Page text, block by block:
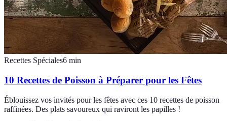
Recettes Spéciales6 min
10 Recettes de Poisson à Préparer pour les Fêtes
Éblouissez vos invités pour les fêtes avec ces 10 recettes de poisson
raffinées. Des plats savoureux qui raviront les papilles !